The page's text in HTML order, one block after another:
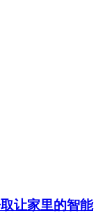
让家里的智能